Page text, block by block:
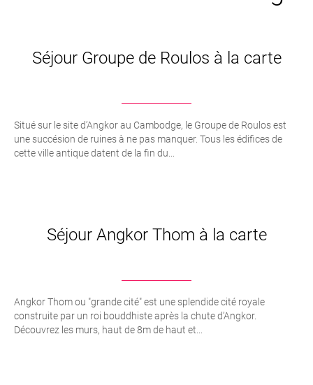
Séjour Groupe de Roulos à la carte
Situé sur le site d’Angkor au Cambodge, le Groupe de Roulos est
une succésion de ruines à ne pas manquer. Tous les édifices de
cette ville antique datent de la fin du...
Séjour Angkor Thom à la carte
Angkor Thom ou "grande cité" est une splendide cité royale
construite par un roi bouddhiste après la chute d’Angkor.
Découvrez les murs, haut de 8m de haut et...